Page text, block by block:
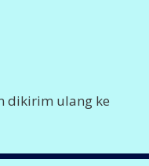
dikirim ulang ke